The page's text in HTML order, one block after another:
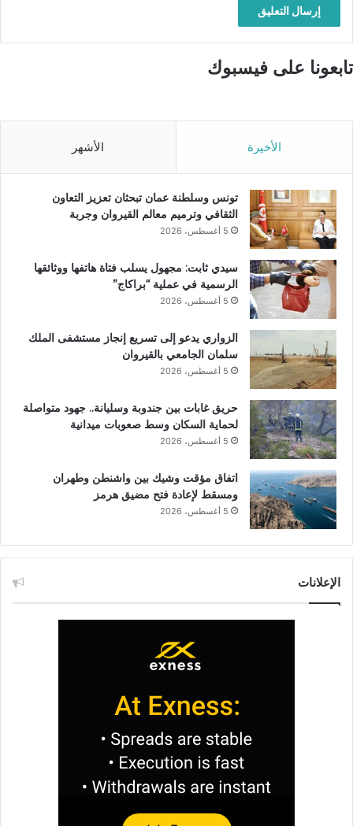
تابعونا على فيسبوك
الأخيرة الأشهر
تونس وسلطنة عمان تبحثان تعزيز التعاون
الثقافي وترميم معالم القيروان وجربة
5 أغسطس، 2026
سيدي ثابت: مجهول يسلب فتاة هاتفها ووثائقها
الرسمية في عملية “براكاج”
5 أغسطس، 2026
الزواري يدعو إلى تسريع إنجاز مستشفى الملك
سلمان الجامعي بالقيروان
5 أغسطس، 2026
حريق غابات بين جندوبة وسليانة.. جهود متواصلة
لحماية السكان وسط صعوبات ميدانية
5 أغسطس، 2026
اتفاق مؤقت وشيك بين واشنطن وطهران
ومسقط لإعادة فتح مضيق هرمز
5 أغسطس، 2026
الإعلانات